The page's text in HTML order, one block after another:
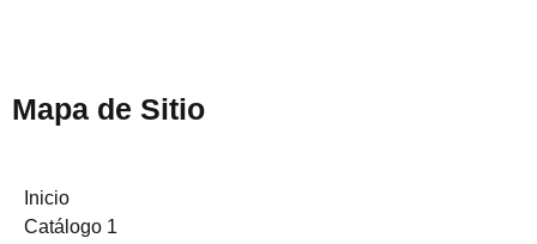
Mapa de Sitio
Inicio
Catálogo 1